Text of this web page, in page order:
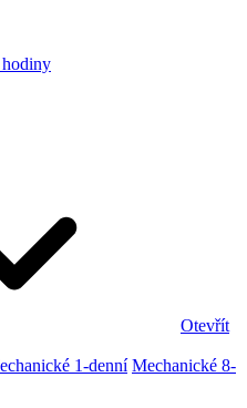
Otevřít
1-denní Mechanické 8-